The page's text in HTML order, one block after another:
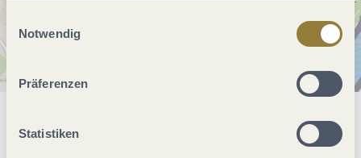
jederzeit widerrufen werden. Mit der Auswahl "Alle
ablehnen" kann es zu Beeinträchtigungen in der Nutzung
Notwendig
Präferenzen
Statistiken
Allgemeine Informationen